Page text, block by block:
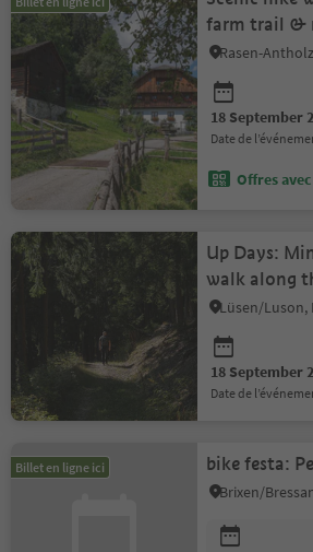
farm trail &
in Antholz
18 September
date de
Offres
Up Days:
walk along
18 September
date de
Billet en ligne ici bike festa: